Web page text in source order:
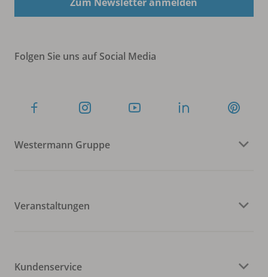
Folgen Sie uns auf Social Media
Westermann Gruppe
Veranstaltungen
Kundenservice